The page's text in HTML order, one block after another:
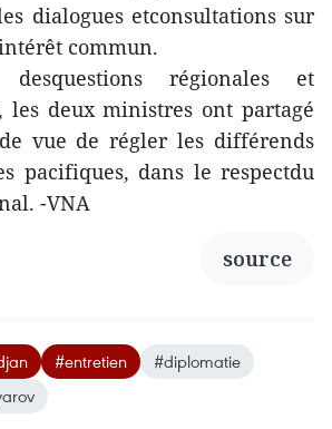
dialogues etconsultations sur
commun.
régionales et
les deux ministres ont partagé
vue de régler les différends
pacifiques, dans le respectdu
-VNA
source
#entretien
#diplomatie